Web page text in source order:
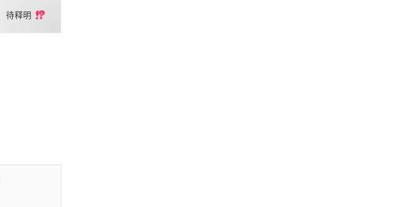
待释明 ⁉️